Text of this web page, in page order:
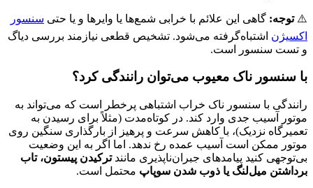
⚠️توجه: گاهی این علائم با خرابی شمع‌ها یا وایرها و یا حتی سنسور
اکسیژن اشتباه‌گرفته می‌شود. تشخیص قطعی نیازمند بررسی دیاگ
و تست سنسور است.
با سنسور ناک معیوب می‌توان رانندگی کرد؟
رانندگی با سنسور ناک خراب اشتباهی پرخطر است که می‌تواند به
موتور آسیب جدی وارد کند. در کوتاه‌مدت (مثلاً برای رسیدن به
تعمیرگاه نزدیک)، با کاهش سرعت و پرهیز از بارگذاری سنگین روی
موتور ممکن است آسیب عمده رخ ندهد. اما اگر به این وضعیت
بی‌توجهی کنید پیامدهای جبران‌ناپذیری مانندترکیدن پیستون، تاب
برداشتن میل‌لنگ یا ذوب شدن سوپاپ محتمل است.